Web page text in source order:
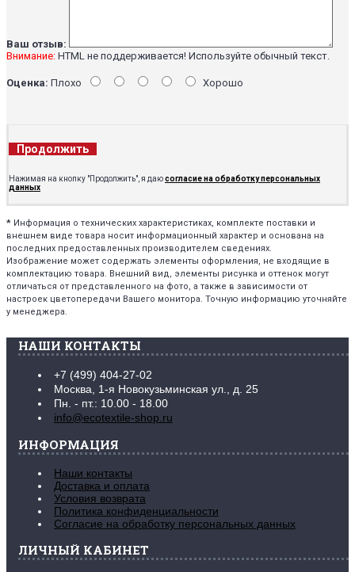
Ваш отзыв:
Внимание: HTML не поддерживается! Используйте обычный текст.
Оценка: Плохо Хорошо
Продолжить
Нажимая на кнопку "Продолжить", я даюсогласие на обработку персональных
данных
* Информация о технических характеристиках, комплекте поставки и
внешнем виде товара носит информационный характер и основана на
последних предоставленных производителем сведениях.
Изображение может содержать элементы оформления, не входящие в
комплектацию товара. Внешний вид, элементы рисунка и оттенок могут
отличаться от представленного на фото, а также в зависимости от
настроек цветопередачи Вашего монитора. Точную информацию уточняйте
у менеджера.
НАШИ КОНТАКТЫ
+7 (499) 404-27-02
Москва, 1-я Новокузьминская ул., д. 25
Пн. - пт.: 10.00 - 18.00
info@ecotextile-shop.ru
ИНФОРМАЦИЯ
Наши контакты
Доставка и оплата
Условия возврата
Политика конфиденциальности
Согласие на обработку персональных данных
ЛИЧНЫЙ КАБИНЕТ